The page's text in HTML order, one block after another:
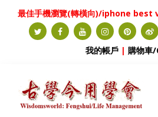
最佳手機瀏覽(轉橫向)/iphone
我的帳戶 | 購物車/